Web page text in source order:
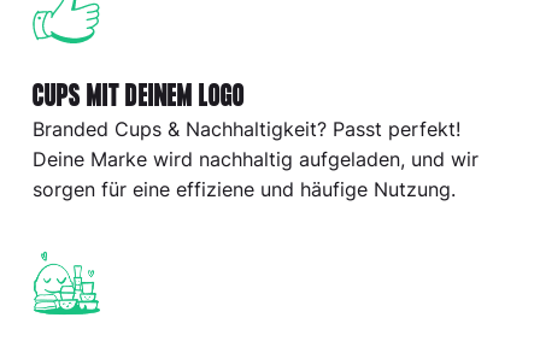
CUPS MIT DEINEM LOGO
Branded Cups & Nachhaltigkeit? Passt perfekt!
Deine Marke wird nachhaltig aufgeladen, und wir
sorgen für eine effiziene und häufige Nutzung.